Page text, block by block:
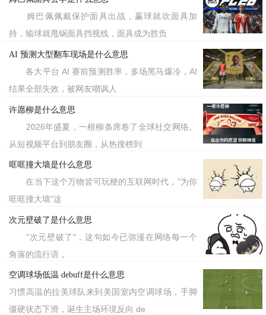
姆巴佩佩戴保护面具出战，赢球就吹面具加
持，输球就甩锅面具挡视线，面具成为胜负
AI 预测大型翻车现场是什么意思
各大平台 AI 赛前预测胜率，多场黑马爆冷，AI
结果全部失效，被网友嘲讽人
许愿柳是什么意思
2026年盛夏，一根柳条席卷了全球社交网络。
从短视频平台到朋友圈，从热搜榜到
哐哐撞大墙是什么意思
在当下这个万物皆可玩梗的互联网时代，"为你
哐哐撞大墙"这
次元壁破了是什么意思
"次元壁破了"，这句如今已弥漫在网络每一个
角落的流行语，
空调球场低温 debuff是什么意思
习惯高温的拉美球队来到美国室内空调球场，手脚
僵硬状态下滑，诞生主场环境反向 de